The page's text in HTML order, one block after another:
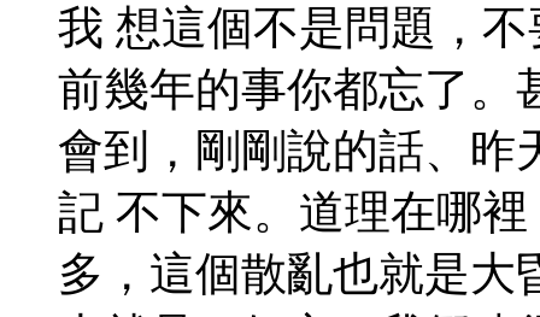
我 想這個不是問題，
前幾年的事你都忘了。
會到，剛剛說的話、昨
記 不下來。道理在哪
多，這個散亂也就是大